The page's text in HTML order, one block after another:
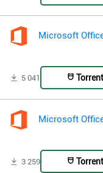
Microsoft
5 041 Torrent
Microsoft
3 259 Torrent